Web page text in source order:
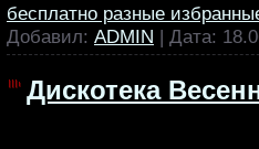
бесплатно разные
Добавил: ADMIN | Дата:
Дискотека